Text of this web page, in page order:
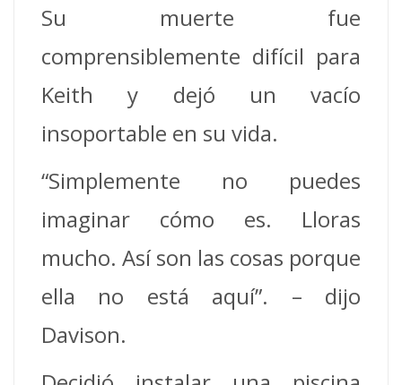
Su muerte fue
comprensiblemente difícil para
Keith y dejó un vacío
insoportable en su vida.
“Simplemente no puedes
imaginar cómo es. Lloras
mucho. Así son las cosas porque
ella no está aquí”. – dijo
Davison.